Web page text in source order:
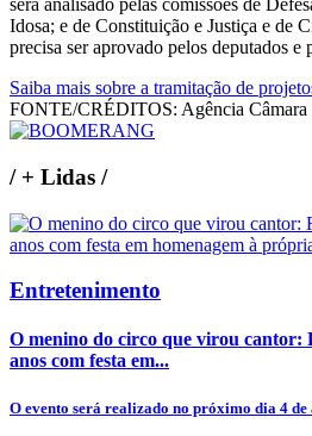
será analisado pelas comissões de
Idosa; e de Constituição e Justiça e de
precisa ser aprovado pelos deputados e
Saiba mais sobre a tramitação de
FONTE/CRÉDITOS: Agência
/+ Lidas /
Entretenimento
O menino do circo que virou cantor:
anos com festa em...
O evento será realizado no próximo dia 4 de